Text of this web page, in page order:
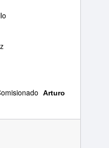
Arturo